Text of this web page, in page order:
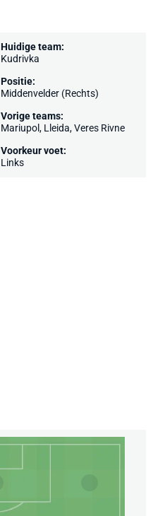
Huidige team:
Kudrivka
Positie:
Middenvelder (Rechts)
Vorige teams:
Mariupol, Lleida, Veres Rivne
Voorkeur voet:
Links